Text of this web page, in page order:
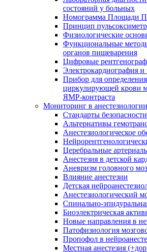
состояний у больных
Номограмма Площади
Принцип
Физиологические
Функциональные
органов пищеварения
Цифровые
Электрокардиография и
Прибор для
циркулирующей крови
ЯМР-контраста
Мониторинг в анестезиологии
Стандарты
Альтернативы
Анестезиологическое
Церебральные
Анестезия в детской
Аневризм головного
Влияние анестезии
Детская
Анестезиологический
Спинально-
Биоэлектрическая
Новые направления в
Патофизиология
Пропофол в
Местная анестезия